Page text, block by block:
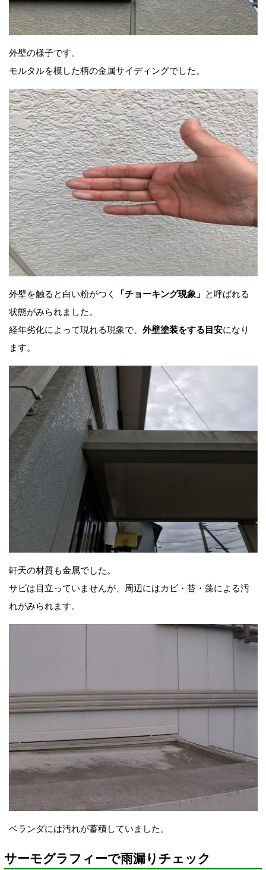
外壁の様子です。
モルタルを模した柄の金属サイディングでした。
外壁を触ると白い粉がつく 「チョーキング現象」 と呼ばれる
状態がみられました。
経年劣化によって現れる現象で、 外壁塗装をする目安になり
ます。
軒天の材質も金属でした。
サビは目立っていませんが、周辺にはカビ・苔・藻による汚
れがみられます。
ベランダには汚れが蓄積していました。
サーモグラフィーで雨漏りチェック